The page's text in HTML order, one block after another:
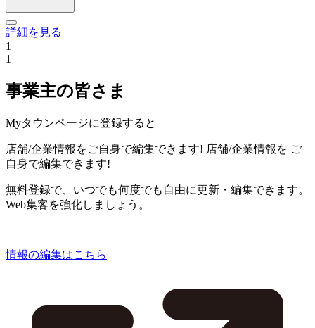
詳細を見る
1
1
事業主の皆さま
Myタウンページに登録すると
店舗/企業情報をご自身で編集できます! 店舗/企業情報を ご
自身で編集できます!
無料登録で、いつでも何度でも自由に更新・編集できます。
Web集客を強化しましょう。
情報の編集はこちら